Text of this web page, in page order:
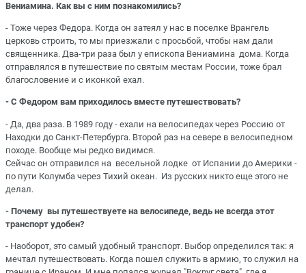
Вениамина. Как вы с ним познакомились?
- Тоже через Федора. Когда он затеял у нас в поселке Врангель
церковь строить, то мы приезжали с просьбой, чтобы нам дали
священника. Два-три раза был у епископа Вениамина дома. Когда
отправлялся в путешествие по святым местам России, тоже брал
благословение и с иконкой ехал.
- С Федором вам приходилось вместе путешествовать?
- Да, два раза. В 1989 году - ехали на велосипедах через Россию от
Находки до Санкт-Петербурга. Второй раз на севере в велосипедном
походе. Вообще мы редко видимся.
Сейчас он отправился на весельной лодке от Испании до Америки -
по пути Колумба через Тихий океан. Из русских никто еще этого не
делал.
- Почему вы путешествуете на велосипеде, ведь не всегда этот
транспорт удобен?
- Наоборот, это самый удобный транспорт. Выбор определился так: я
мечтал путешествовать. Когда пошел служить в армию, то служил на